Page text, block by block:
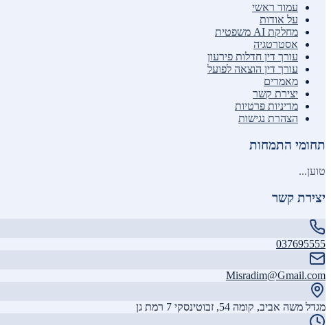
עמוד ראשי
על אודות
מחלקת AI משפטית
אסטרטגיה
עורך דין חדלות פירעון
עורך דין הוצאה לפועל
מאמרים
יצירת קשר
מדיניות פרטיות
הצהרת נגישות
תחומי התמחות
טוען...
יצירת קשר
037695555
Misradim@Gmail.com
מגדל משה אביב, קומה 54, זבוטינסקי 7 רמת גן